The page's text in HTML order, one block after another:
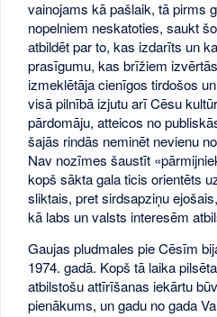
vainojams kā pašlaik, tā pirms
nopelniem neskatoties, saukt
atbildēt par to, kas izdarīts un
prasīgumu, kas brīžiem
izmeklētāja cienīgos tirdošos
visā pilnībā izjutu arī Cēsu
pārdomāju, atteicos no
šajās rindās neminēt nevienu
Nav nozīmes šaustīt
kopš sākta gala ticis orientēts
sliktais, pret sirdsapziņu
kā labs un valsts interesēm
Gaujas pludmales pie Cēsīm
1974. gadā. Kopš tā laika
atbilstošu attīrīšanas iekārtu
pienākums, un gadu no gada